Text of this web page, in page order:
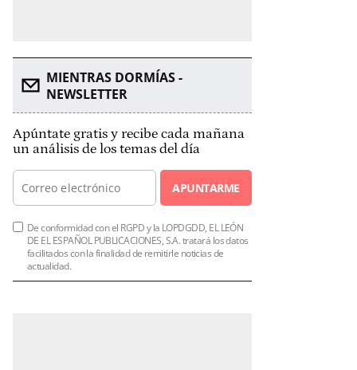
MIENTRAS DORMÍAS -
NEWSLETTER
Apúntate gratis y recibe cada mañana
un análisis de los temas del día
APUNTARME
De conformidad con el RGPD y la LOPDGDD, EL LEÓN
DE EL ESPAÑOL PUBLICACIONES, S.A. tratará los datos
facilitados con la finalidad de remitirle noticias de
actualidad.